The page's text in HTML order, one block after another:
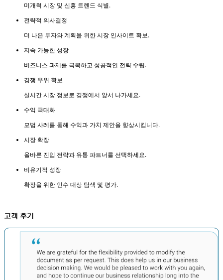
미개척 시장 및 신흥 트렌드 식별.
전략적 의사결정
더 나은 투자와 계획을 위한 시장 인사이트 확보.
지속 가능한 성장
비즈니스 과제를 극복하고 성공적인 전략 수립.
경쟁 우위 확보
실시간 시장 정보로 경쟁에서 앞서 나가세요.
수익 극대화
모범 사례를 통해 수익과 가치 제안을 향상시킵니다.
시장 확장
올바른 진입 전략과 유통 파트너를 선택하세요.
비유기적 성장
확장을 위한 인수 대상 탐색 및 평가.
고객 후기